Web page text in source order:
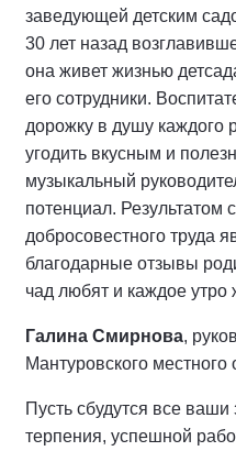
заведующей детским
30 лет назад
она живет жизнью
его сотрудники.
дорожку в душу каждого
угодить вкусным и
музыкальный
потенциал. Результатом
добросовестного труда
благодарные отзывы
чад любят и каждое утро
Галина Смирнова,
Мантуровского местного
Пусть сбудутся все
терпения, успешной